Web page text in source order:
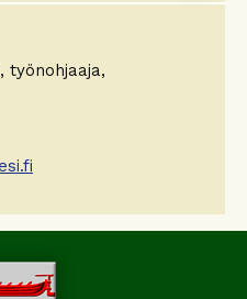
työnohjaaja,